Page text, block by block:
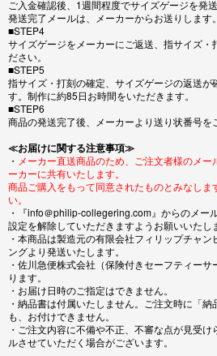
ご入金確認後、1週間程度でサイズゲージを発送
発送完了メールは、メーカーからお送りします。
■STEP4
サイズゲージをメーカーにご返送、指サイズ・
ださい。
■STEP5
指サイズ・打刻の確定、サイズゲージの返送が
す。制作に約85日お時間をいただきます。
■STEP6
商品の発送完了後、メーカーより送り状番号を
≪お届けに関する注意事項≫
・ メーカー直送商品のため、ご注文者様のメ
ーカーに共有いたします。
商品ご購入をもって同意されたものとみなしま
い。
・『info＠philip-collegering.com』からのメー
設定を解除していただきますようお願いいたし
・本商品は製造元の有限会社フィリップチャ
ングより発送いたします。
・佐川急便株式会社（保険付きセーフティー
ります。
・お届け日時のご指定はできません。
・納品書は付属いたしません。ご注文時に「
も、お付けできません。
・ご注文内容に不備や不正、不審な点が見受
ルさせていただく場合がございます。